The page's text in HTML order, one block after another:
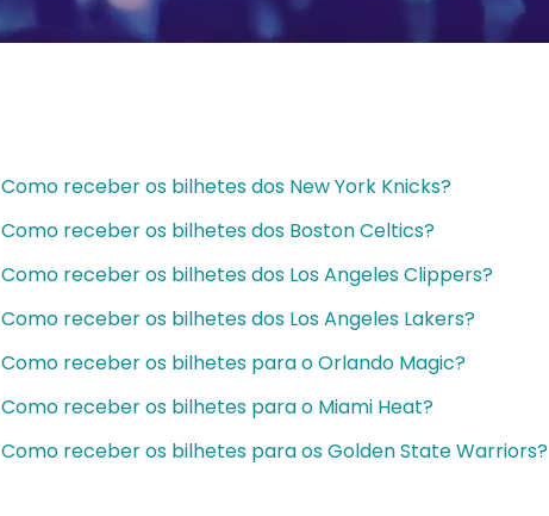
Como receber os bilhetes dos New York Knicks?
Como receber os bilhetes dos Boston Celtics?
Como receber os bilhetes dos Los Angeles Clippers?
Como receber os bilhetes dos Los Angeles Lakers?
Como receber os bilhetes para o Orlando Magic?
Como receber os bilhetes para o Miami Heat?
Como receber os bilhetes para os Golden State Warriors?